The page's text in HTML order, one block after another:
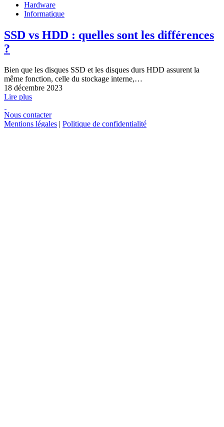
Hardware
Informatique
SSD vs HDD : quelles sont les différences
?
Bien que les disques SSD et les disques durs HDD assurent la
même fonction, celle du stockage interne,…
18 décembre 2023
Lire plus
Nous contacter
Mentions légales | Politique de confidentialité